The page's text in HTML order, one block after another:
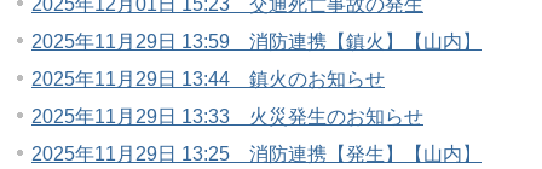
2025年11月29日 13:59 消防連携【鎮火】【山内】
2025年11月29日 13:44 鎮火のお知らせ
2025年11月29日 13:33 火災発生のお知らせ
2025年11月29日 13:25 消防連携【発生】【山内】